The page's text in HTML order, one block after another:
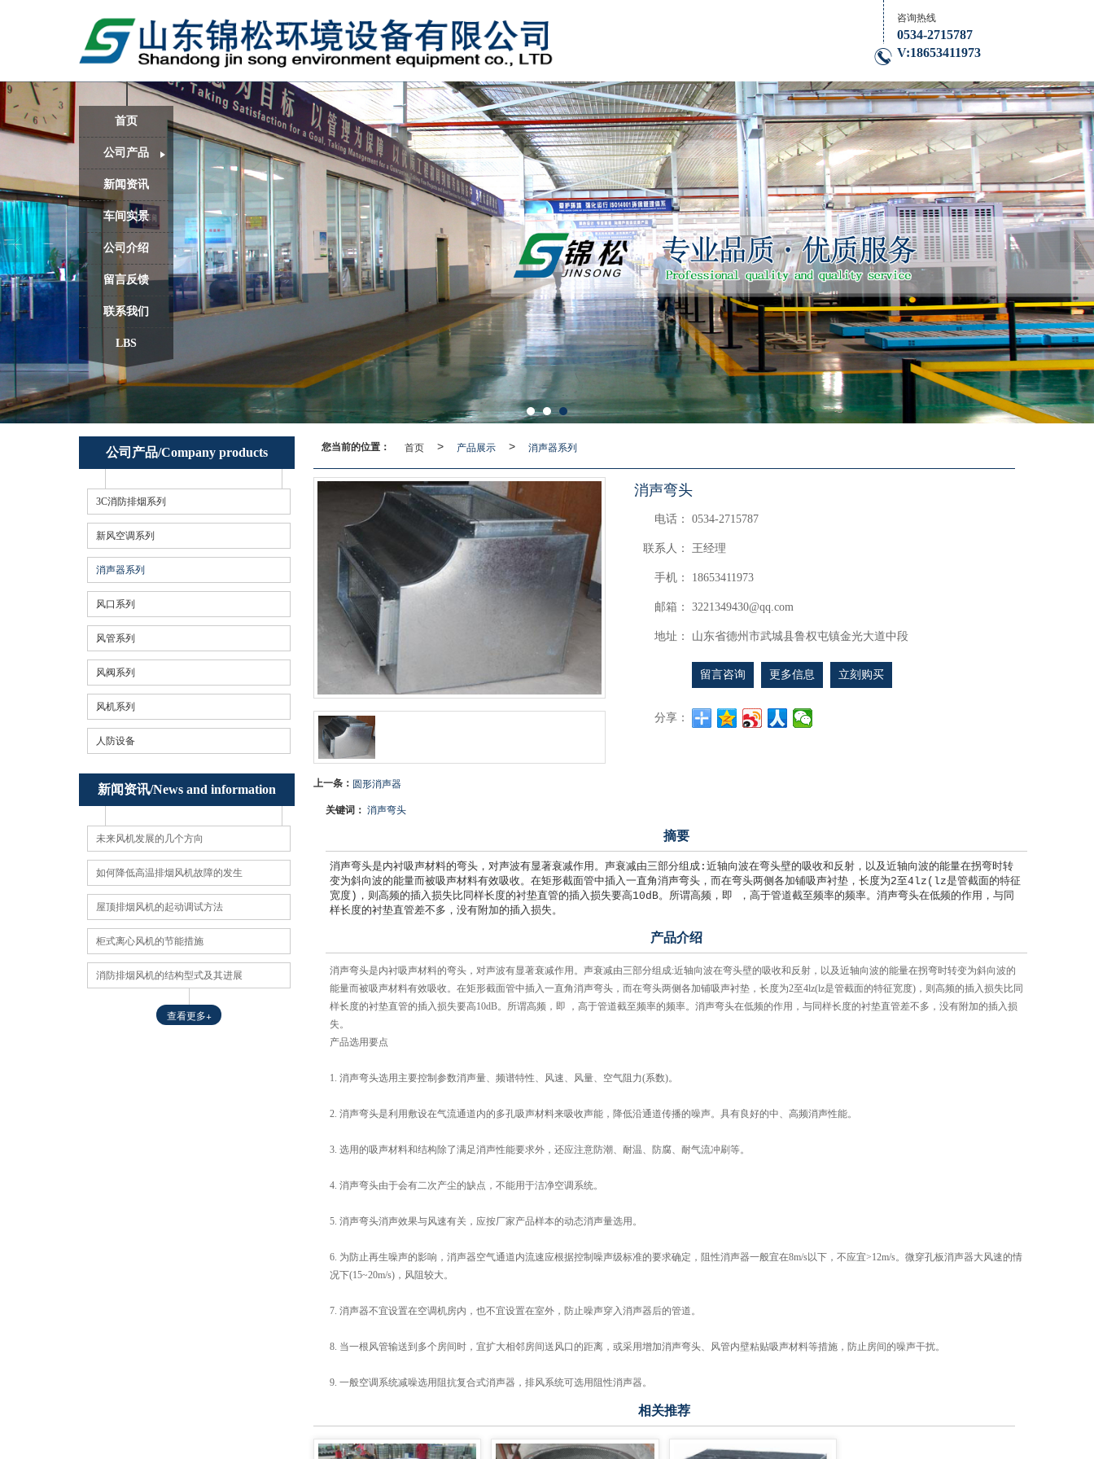
咨询热线
0534-2715787
V:18653411973
首页
公司产品
新闻资讯
车间实景
公司介绍
留言反馈
联系我们
LBS
您当前的位置： 首页 > 产品展示 > 消声器系列
消声弯头
电话： 0534-2715787
联系人： 王经理
手机： 18653411973
邮箱： 3221349430@qq.com
地址： 山东省德州市武城县鲁权屯镇金光大道中段
留言咨询 更多信息 立刻购买
分享：
上一条： 圆形消声器
关键词： 消声弯头
摘要
消声弯头是内衬吸声材料的弯头，对声波有显著衰减作用。声衰减由三部分组成:近轴向波在弯头壁的吸收和反射，以及近轴向波的能量在拐弯时转
变为斜向波的能量而被吸声材料有效吸收。在矩形截面管中插入一直角消声弯头，而在弯头两侧各加铺吸声衬垫，长度为2至4lz(lz是管截面的特征
宽度)，则高频的插入损失比同样长度的衬垫直管的插入损失要高10dB。所谓高频，即 ，高于管道截至频率的频率。消声弯头在低频的作用，与同
样长度的衬垫直管差不多，没有附加的插入损失。
产品介绍
消声弯头是内衬吸声材料的弯头，对声波有显著衰减作用。声衰减由三部分组成:近轴向波在弯头壁的吸收和反射，以及近轴向波的能量在拐弯时转变为斜向波的
能量而被吸声材料有效吸收。在矩形截面管中插入一直角消声弯头，而在弯头两侧各加铺吸声衬垫，长度为2至4lz(lz是管截面的特征宽度)，则高频的插入损失比同
样长度的衬垫直管的插入损失要高10dB。所谓高频，即 ，高于管道截至频率的频率。消声弯头在低频的作用，与同样长度的衬垫直管差不多，没有附加的插入损
失。
产品选用要点
1. 消声弯头选用主要控制参数消声量、频谱特性、风速、风量、空气阻力(系数)。
2. 消声弯头是利用敷设在气流通道内的多孔吸声材料来吸收声能，降低沿通道传播的噪声。具有良好的中、高频消声性能。
3. 选用的吸声材料和结构除了满足消声性能要求外，还应注意防潮、耐温、防腐、耐气流冲刷等。
4. 消声弯头由于会有二次产尘的缺点，不能用于洁净空调系统。
5. 消声弯头消声效果与风速有关，应按厂家产品样本的动态消声量选用。
6. 为防止再生噪声的影响，消声器空气通道内流速应根据控制噪声级标准的要求确定，阻性消声器一般宜在8m/s以下，不应宜>12m/s。微穿孔板消声器大风速的情
况下(15~20m/s)，风阻较大。
7. 消声器不宜设置在空调机房内，也不宜设置在室外，防止噪声穿入消声器后的管道。
8. 当一根风管输送到多个房间时，宜扩大相邻房间送风口的距离，或采用增加消声弯头、风管内壁粘贴吸声材料等措施，防止房间的噪声干扰。
9. 一般空调系统减噪选用阻抗复合式消声器，排风系统可选用阻性消声器。
相关推荐
公司产品/Company products
3C消防排烟系列
新风空调系列
消声器系列
风口系列
风管系列
风阀系列
风机系列
人防设备
新闻资讯/News and information
未来风机发展的几个方向
如何降低高温排烟风机故障的发生
屋顶排烟风机的起动调试方法
柜式离心风机的节能措施
消防排烟风机的结构型式及其进展
查看更多+